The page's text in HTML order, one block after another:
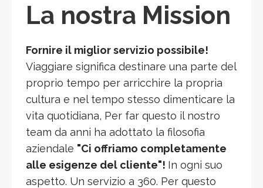
La nostra Mission
Fornire il miglior servizio possibile!
Viaggiare significa destinare una parte del
proprio tempo per arricchire la propria
cultura e nel tempo stesso dimenticare la
vita quotidiana, Per far questo il nostro
team da anni ha adottato la filosofia
aziendale "Ci offriamo completamente
alle esigenze del cliente"! In ogni suo
aspetto. Un servizio a 360. Per questo